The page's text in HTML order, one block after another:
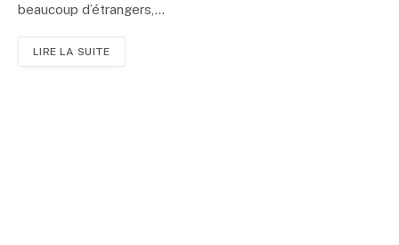
beaucoup d’étrangers,…
LIRE LA SUITE